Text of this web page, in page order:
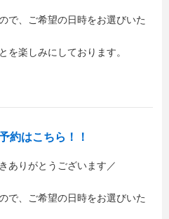
で、ご希望の日時をお選びいた
を楽しみにしております。
約はこちら！！
ありがとうございます／
で、ご希望の日時をお選びいた